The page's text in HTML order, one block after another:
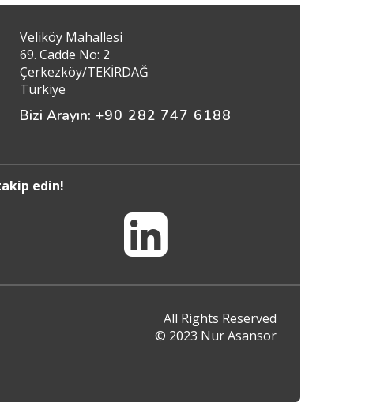
Veliköy Mahallesi
69. Cadde No: 2
Çerkezköy/TEKİRDAĞ
Türkiye
Bizi Arayın: +90 282 747 6188
edin!
All Rights Reserved
© 2023 Nur Asansor